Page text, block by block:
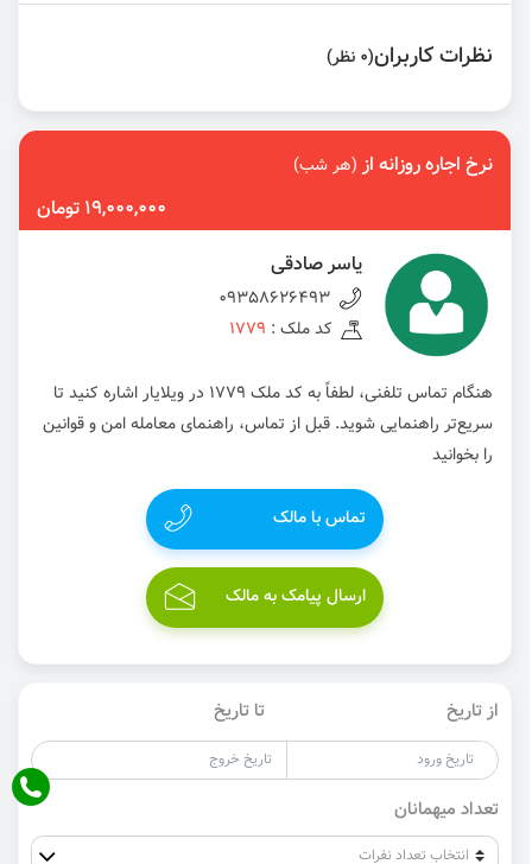
نظرات کاربران(0 نظر)
نرخ اجاره روزانه از(هر شب)
19,000,000 تومان
یاسر صادقی
09358626493
کد ملک : 1779
هنگام تماس تلفنی، لطفاً به کد ملک 1779 در ویلایار اشاره کنید تا
سریع‌تر راهنمایی شوید. قبل از تماس، راهنمای معامله امن و قوانین
را بخوانید
تماس با مالک
ارسال پیامک به مالک
از تاریخ تا تاریخ
تعداد میهمانان